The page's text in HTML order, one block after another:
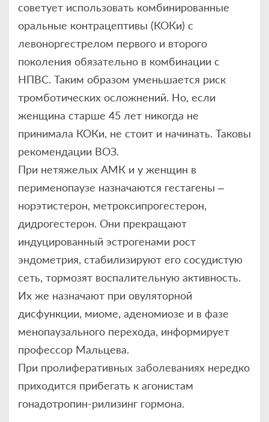
советует использовать комбинированные
оральные контрацептивы (КОКи) с
левоноргестрелом первого и второго
поколения обязательно в комбинации с
НПВС. Таким образом уменьшается риск
тромботических осложнений. Но, если
женщина старше 45 лет никогда не
принимала КОКи, не стоит и начинать. Таковы
рекомендации ВОЗ.
При нетяжелых АМК и у женщин в
перименопаузе назначаются гестагены –
норэтистерон, метроксипрогестерон,
дидрогестерон. Они прекращают
индуцированный эстрогенами рост
эндометрия, стабилизируют его сосудистую
сеть, тормозят воспалительную активность.
Их же назначают при овуляторной
дисфункции, миоме, аденомиозе и в фазе
менопаузального перехода, информирует
профессор Мальцева.
При пролиферативных заболеваниях нередко
приходится прибегать к агонистам
гонадотропин-рилизинг гормона.